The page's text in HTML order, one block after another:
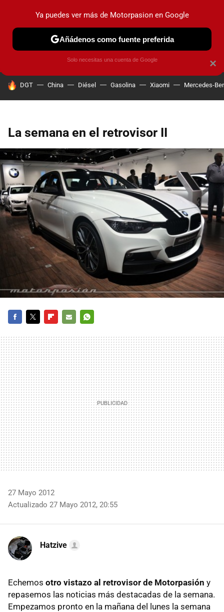
PRUEBAS COCHES ELÉCTRICOS OBSERVATORIO
HOY SE HABLA DE
DGT China Diésel Gasolina Xiaomi Mercedes-
La semana en el retrovisor II
MAIL
27 Mayo 2012
Actualizado 27 Mayo 2012, 20:55
Hatzive
Echemos otro vistazo al retrovisor de Motorpasión y
repasemos las noticias más destacadas de la semana.
Empezamos pronto en la mañana del lunes la semana
×
Ya puedes ver más de Motorpasion en Google
Añádenos como fuente preferida
Solo necesitas una cuenta de Google